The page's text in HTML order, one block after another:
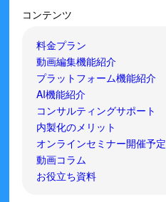
コンテンツ
料金プラン
動画編集機能紹介
プラットフォーム機能紹介
AI機能紹介
コンサルティングサポート
内製化のメリット
オンラインセミナー開催予定
動画コラム
お役立ち資料